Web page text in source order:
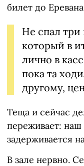
билет до
Не спал три
который в
лично в
пока та
другому,
Теща и сейчас
переживает:
задерживается
В зале нервно.